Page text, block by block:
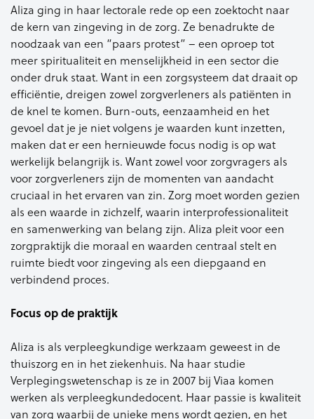
Aliza ging in haar lectorale rede op een zoektocht naar
de kern van zingeving in de zorg. Ze benadrukte de
noodzaak van een “paars protest” – een oproep tot
meer spiritualiteit en menselijkheid in een sector die
onder druk staat. Want in een zorgsysteem dat draait op
efficiëntie, dreigen zowel zorgverleners als patiënten in
de knel te komen. Burn-outs, eenzaamheid en het
gevoel dat je je niet volgens je waarden kunt inzetten,
maken dat er een hernieuwde focus nodig is op wat
werkelijk belangrijk is. Want zowel voor zorgvragers als
voor zorgverleners zijn de momenten van aandacht
cruciaal in het ervaren van zin. Zorg moet worden gezien
als een waarde in zichzelf, waarin interprofessionaliteit
en samenwerking van belang zijn. Aliza pleit voor een
zorgpraktijk die moraal en waarden centraal stelt en
ruimte biedt voor zingeving als een diepgaand en
verbindend proces.
Focus op de praktijk
Aliza is als verpleegkundige werkzaam geweest in de
thuiszorg en in het ziekenhuis. Na haar studie
Verplegingswetenschap is ze in 2007 bij Viaa komen
werken als verpleegkundedocent. Haar passie is kwaliteit
van zorg waarbij de unieke mens wordt gezien, en het